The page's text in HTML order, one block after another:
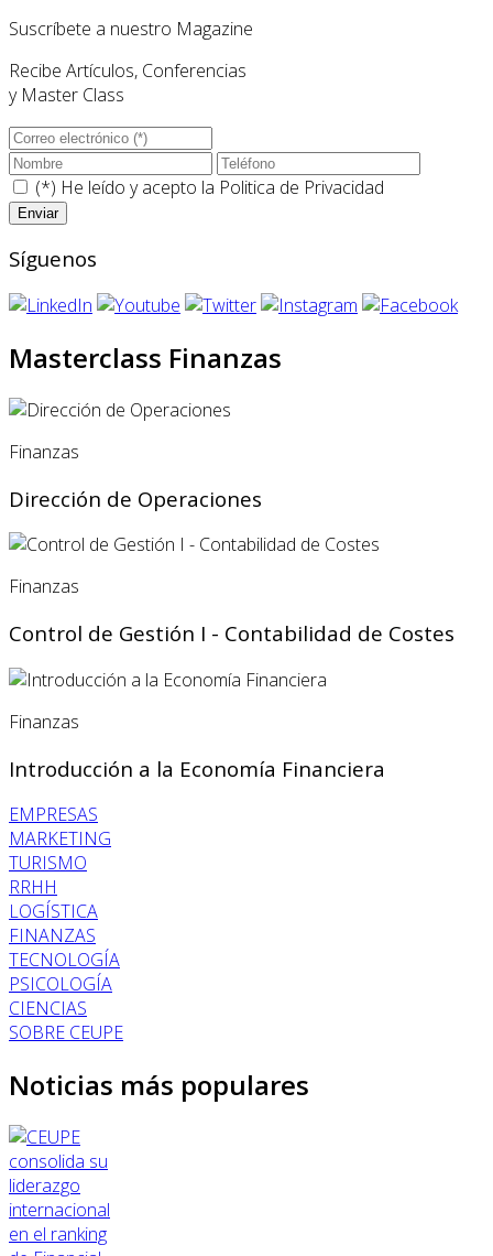
Suscríbete a nuestro Magazine
Recibe Artículos, Conferencias
y Master Class
(*) He leído y acepto la Politica de Privacidad
Síguenos
Masterclass Finanzas
Finanzas
Dirección de Operaciones
Finanzas
Control de Gestión I - Contabilidad de Costes
Finanzas
Introducción a la Economía Financiera
EMPRESAS
MARKETING
TURISMO
RRHH
LOGÍSTICA
FINANZAS
TECNOLOGÍA
PSICOLOGÍA
CIENCIAS
SOBRE CEUPE
Noticias más populares